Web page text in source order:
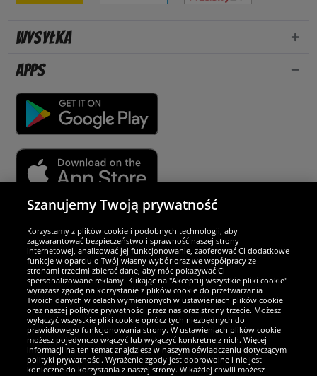
Wysyłka
Apps
Partnerzy i bezpieczeństwo
Jesteśmy wyjątkowi
Szanujemy Twoją prywatność
Korzystamy z plików cookie i podobnych technologii, aby
zagwarantować bezpieczeństwo i sprawność naszej strony
internetowej, analizować jej funkcjonowanie, zaoferować Ci dodatkowe
funkcje w oparciu o Twój własny wybór oraz we współpracy ze
stronami trzecimi zbierać dane, aby móc pokazywać Ci
spersonalizowane reklamy. Klikając na "Akceptuj wszystkie pliki cookie"
wyrażasz zgodę na korzystanie z plików cookie do przetwarzania
Twoich danych w celach wymienionych w ustawieniach plików cookie
oraz naszej polityce prywatności przez nas oraz strony trzecie. Możesz
wyłączyć wszystkie pliki cookie oprócz tych niezbędnych do
prawidłowego funkcjonowania strony. W ustawieniach plików cookie
możesz pojedynczo włączyć lub wyłączyć konkretne z nich. Więcej
informacji na ten temat znajdziesz w naszym oświadczeniu dotyczącym
polityki prywatności. Wyrażenie zgody jest dobrowolne i nie jest
konieczne do korzystania z naszej strony. W każdej chwili możesz